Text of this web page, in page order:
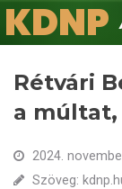
Ugrás
a
Keresés
KDNP
A
Rétvári
a múltat,
2024.
Szöveg: